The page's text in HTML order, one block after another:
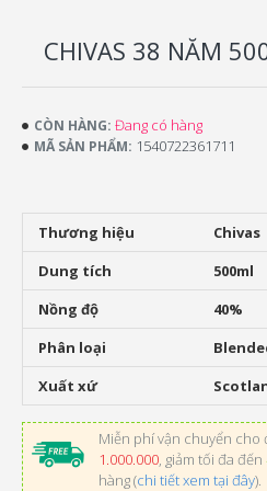
CHIVAS 38 NĂM
Thương hiệu
Chivas
Dung tích
500ml
Nồng độ
40%
Phân loại
Xuất xứ
Miễn phí vận chuyển cho
1.000.000, giảm tối đa đến
hàng (chi tiết xem tại đây).
CÒN HÀNG: Đang có hàng
MÃ SẢN PHẨM: 1540722361711